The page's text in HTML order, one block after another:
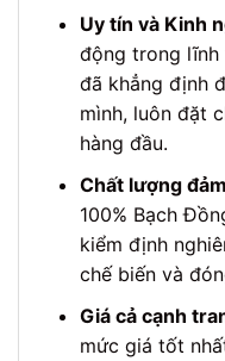
Uy tín và Kinh
động trong lĩnh
đã khẳng định
mình, luôn đặt
hàng đầu.
Chất lượng
100% Bạch
kiểm định
chế biến và
Giá cả cạnh
mức giá tốt